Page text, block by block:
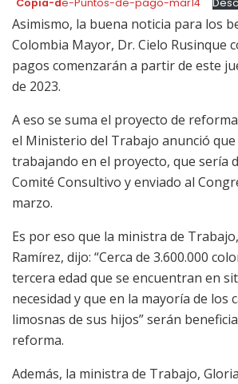
Copia-de-Puntos-de-pago-mar14
Asimismo, la buena noticia para los
Colombia Mayor, Dr. Cielo Rusinque
pagos comenzarán a partir de este
de 2023.
A eso se suma el proyecto de
el Ministerio del Trabajo anunció que
trabajando en el proyecto, que sería
Comité Consultivo y enviado al
marzo.
Es por eso que la ministra de
Ramírez, dijo: “Cerca de 3.600.000
tercera edad que se encuentran en
necesidad y que en la mayoría de los
limosnas de sus hijos” serán
reforma.
Además, la ministra de Trabajo,